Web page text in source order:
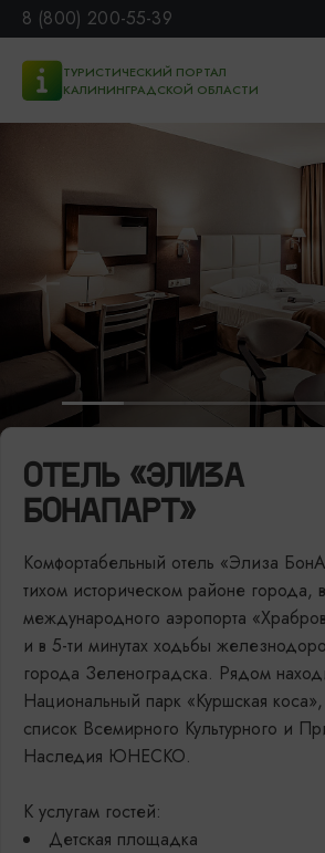
8 (800) 200-55-39
ТУРИСТИЧЕСКИЙ ПОРТАЛ
КАЛИНИНГРАДСКОЙ ОБЛАСТИ
ОТЕЛЬ «ЭЛИЗА
БОНАПАРТ»
Комфортабельный отель «Элиза
тихом историческом районе города,
международного аэропорта
и в 5-ти минутах ходьбы
города Зеленоградска. Рядом
Национальный парк «Куршская
список Всемирного Культурного и
Наследия ЮНЕСКО.
К услугам гостей:
Детская площадка